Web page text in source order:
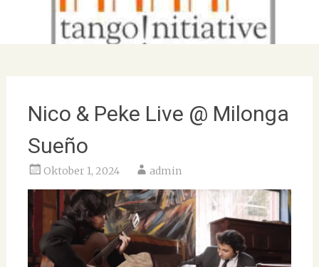
Nico & Peke Live @ Milonga
Sueño
Oktober 1, 2024 admin